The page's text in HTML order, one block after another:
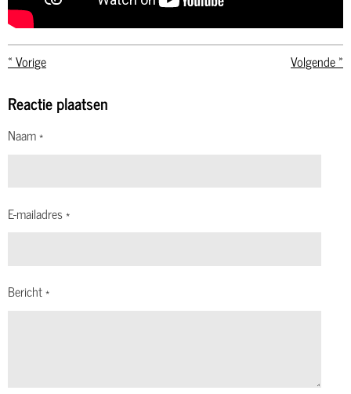
«Vorige Volgende»
Reactie plaatsen
Naam *
E-mailadres *
Bericht *